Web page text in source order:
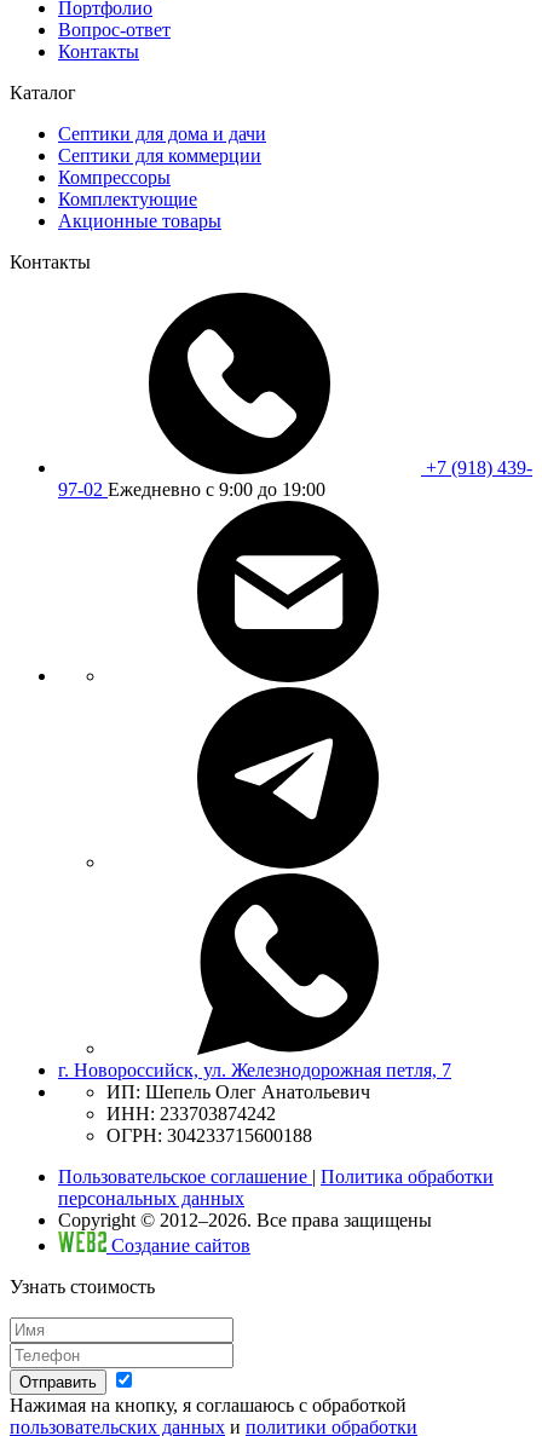
Портфолио
Вопрос-ответ
Контакты
Каталог
Септики для дома и дачи
Септики для коммерции
Компрессоры
Комплектующие
Акционные товары
Контакты
+7 (918) 439-
97-02 Ежедневно с 9:00 до 19:00
г. Новороссийск, ул. Железнодорожная петля, 7
ИП: Шепель Олег Анатольевич
ИНН: 233703874242
ОГРН: 304233715600188
Пользовательское соглашение | Политика обработки
персональных данных
Copyright © 2012–2026. Все права защищены
Создание сайтов
Узнать стоимость
Отправить
Нажимая на кнопку, я соглашаюсь с обработкой
пользовательских данных и политики обработки